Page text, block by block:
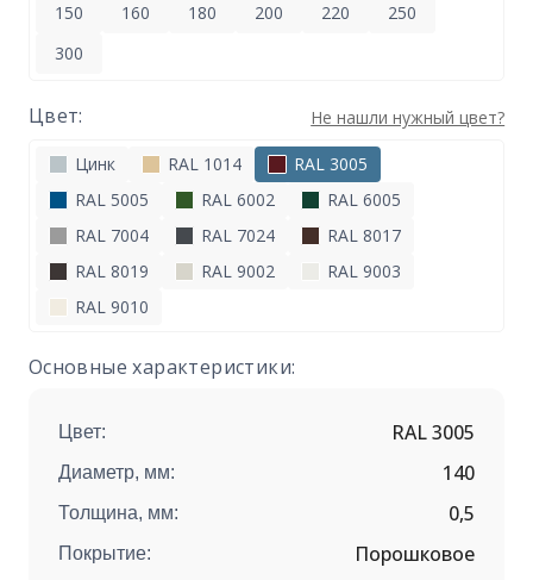
150
160 180 200 220
250
300
Цвет: Не нашли нужный цвет?
Цинк RAL 1014
RAL 3005
RAL 5005
RAL 6002
RAL 6005
RAL 7004
RAL 7024
RAL 8017
RAL 8019
RAL 9002
RAL 9003
RAL 9010
Основные характеристики:
Цвет: RAL 3005
Диаметр, мм: 140
Толщина, мм: 0,5
Покрытие: Порошковое